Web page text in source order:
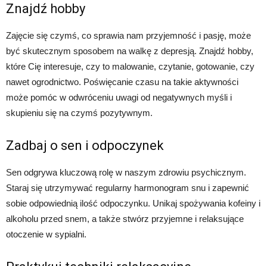
Znajdź hobby
Zajęcie się czymś, co sprawia nam przyjemność i pasję, może
być skutecznym sposobem na walkę z depresją. Znajdź hobby,
które Cię interesuje, czy to malowanie, czytanie, gotowanie, czy
nawet ogrodnictwo. Poświęcanie czasu na takie aktywności
może pomóc w odwróceniu uwagi od negatywnych myśli i
skupieniu się na czymś pozytywnym.
Zadbaj o sen i odpoczynek
Sen odgrywa kluczową rolę w naszym zdrowiu psychicznym.
Staraj się utrzymywać regularny harmonogram snu i zapewnić
sobie odpowiednią ilość odpoczynku. Unikaj spożywania kofeiny i
alkoholu przed snem, a także stwórz przyjemne i relaksujące
otoczenie w sypialni.